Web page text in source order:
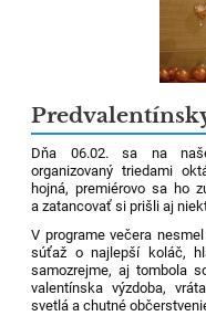
Dňa 06.02. sa na
organizovaný triedami
hojná, premiérovo sa ho
a zatancovať si prišli aj
V programe večera
súťaž o najlepší koláč,
samozrejme, aj tombola
valentínska výzdoba,
svetlá a chutné